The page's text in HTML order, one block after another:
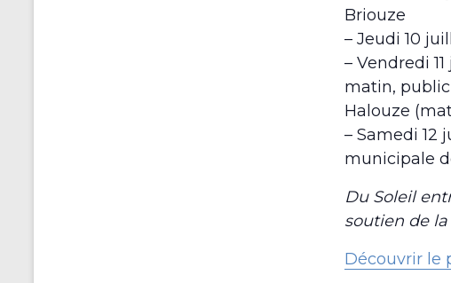
Briouze
– Jeudi 10
– Vendredi
matin,
Halouze
– Samedi 12
municipale
Du Soleil
soutien de
Découvrir le